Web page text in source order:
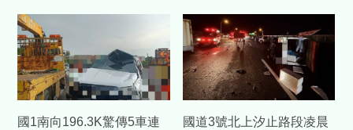
國1南向196.3K驚傳5車連
國道3號北上汐止路段凌晨